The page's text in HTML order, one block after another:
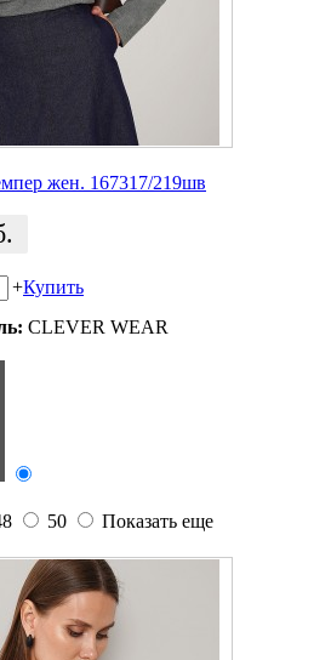
жен. 167317/219шв
+Купить
CLEVER WEAR
50 Показать еще